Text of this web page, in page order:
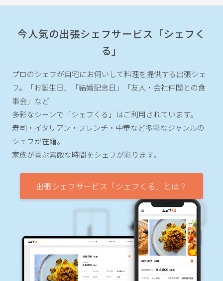
今人気の出張シェフサービス「シェフく
る」
プロのシェフが自宅にお伺いして料理を提供する出張シェ
フ。
「お誕生日」「結婚記念日」「友人・会社仲間との食
事会」など
多彩なシーンで「シェフくる」はご利用されています。
寿司・イタリアン・フレンチ・中華など多彩なジャンルの
シェフが在籍。
家族が喜ぶ素敵な時間をシェフが彩ります。
出張シェフサービス「シェフくる」とは？